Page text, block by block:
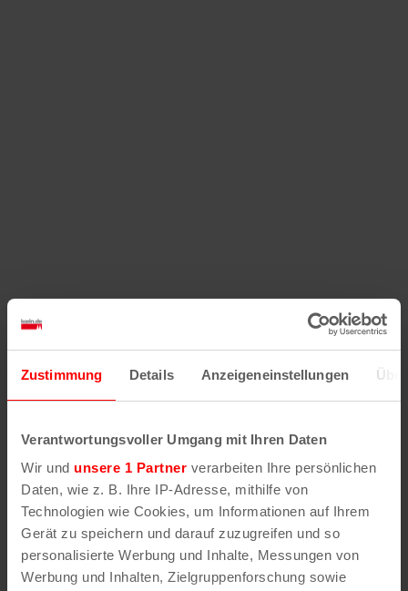
Zustimmung Details Anzeigeneinstellungen
Verantwortungsvoller Umgang mit Ihren Daten
Wir und unsere 1 Partner verarbeiten Ihre persönlichen
Daten, wie z. B. Ihre IP-Adresse, mithilfe von
Technologien wie Cookies, um Informationen auf Ihrem
Gerät zu speichern und darauf zuzugreifen und so
personalisierte Werbung und Inhalte, Messungen von
Werbung und Inhalten, Zielgruppenforschung sowie